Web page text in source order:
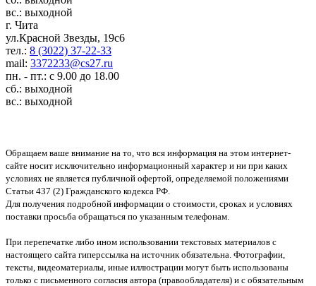
вс.: выходной
г. Чита
ул.Красной Звезды, 19с6
тел.: 8 (3022) 37-22-33
mail: 3372233@cs27.ru
пн. - пт.: с 9.00 до 18.00
сб.: выходной
вс.: выходной
Обращаем ваше внимание на то, что вся информация на этом интернет-
сайте носит исключительно информационный характер и ни при каких
условиях не является публичной офертой, определяемой положениями
Статьи 437 (2) Гражданского кодекса РФ.
Для получения подробной информации о стоимости, сроках и условиях
поставки просьба обращаться по указанным телефонам.
При перепечатке либо ином использовании текстовых материалов с
настоящего сайта гиперссылка на источник обязательна. Фотографии,
тексты, видеоматериалы, иные иллюстрации могут быть использованы
только с письменного согласия автора (правообладателя) и с обязательным